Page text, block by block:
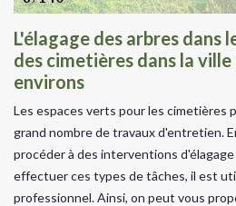
L'élagage des arbres dans
des cimetières dans la
environs
Les espaces verts pour les cimetières
grand nombre de travaux d'entretien.
procéder à des interventions
effectuer ces types de tâches, il est
professionnel. Ainsi, on peut vous